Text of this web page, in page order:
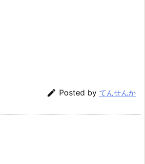
 Posted by てんせんか